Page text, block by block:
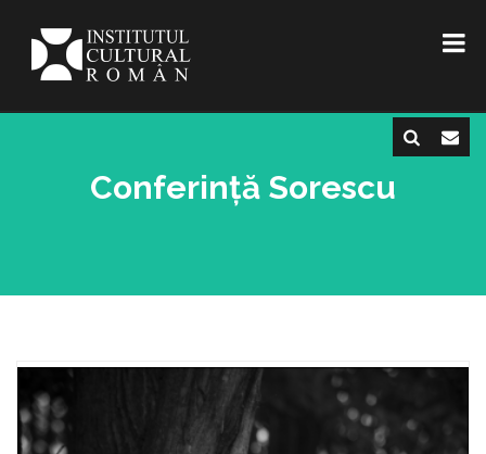
Conferință Sorescu